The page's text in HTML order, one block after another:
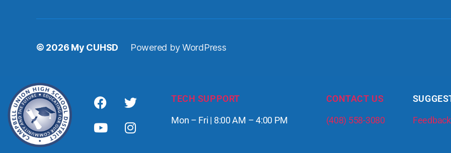
© 2026 My CUHSD Powered by WordPress
TECH SUPPORT
Mon – Fri | 8:00 AM – 4:00 PM
CONTACT US
(408) 558-3080